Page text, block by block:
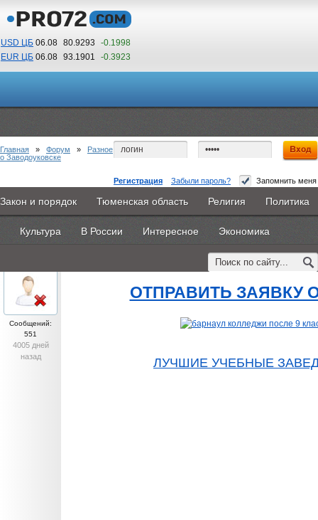
USD ЦБ 06.08 80.9293 -0.1998
EUR ЦБ 06.08 93.1901 -0.3923
17 15
По Гринвичу (GMT +5)
Регистрация Забыли пароль? Запомнить меня
Главная Новости Объявления КНИГИ ВестиNet
Каталоги 9PS Прочее
Закон и порядок Тюменская область Религия Политика
Культура В России Интересное Экономика
Главная » Форум » Разное
о Заводоуковске
барнаул колледжи после 9 класса
- 20 августа 2015, четверг
oblachkovoe
Сообщений:
551
4005 дней
назад
барнаул колледжи после 9
ОТПРАВИТЬ ЗАЯВКУ
ЛУЧШИЕ УЧЕБНЫЕ